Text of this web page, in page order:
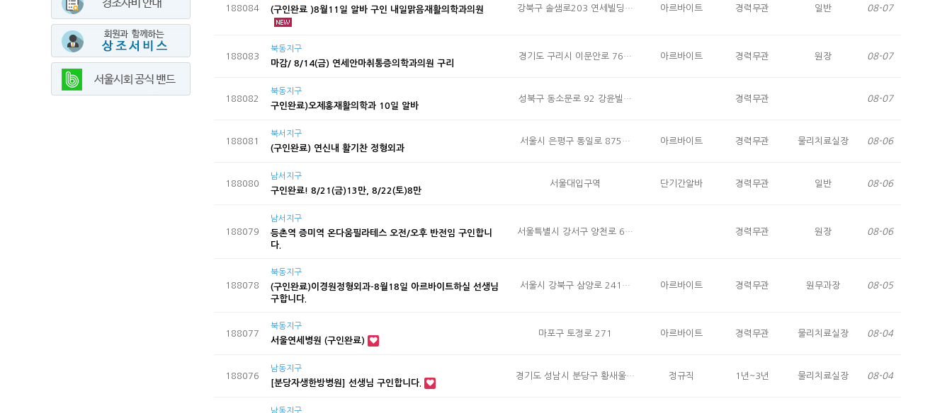
188084 (구인완료 )8월11일 알바 구인 내일맑음재활의학과의원 강북구 솔샘로203 연세빌딩… 아르바이트 경력무관 일반 08-07
188083
북동지구
마감/ 8/14(금) 연세안마취통증의학과의원 구리
경기도 구리시 이문안로 76… 아르바이트 경력무관 원장 08-07
188082
북동지구
구인완료)오제홍재활의학과 10일 알바
성북구 동소문로 92 강윤빌… 경력무관 08-07
188081
북서지구
(구인완료) 연신내 활기찬 정형외과
서울시 은평구 통일로 875… 아르바이트 경력무관 물리치료실장 08-06
188080
남서지구
구인완료! 8/21(금)13만, 8/22(토)8만
서울대입구역 단기간알바 경력무관 일반 08-06
188079
남서지구
등촌역 증미역 온다움필라테스 오전/오후 반전임 구인합니
다.
서울특별시 강서구 양천로 6… 경력무관 원장 08-06
188078
북동지구
(구인완료)이경원정형외과-8월18일 아르바이트하실 선생님
구합니다.
서울시 강북구 삼양로 241… 아르바이트 경력무관 원무과장 08-05
188077
북동지구
서울연세병원 (구인완료)
마포구 토정로 271 아르바이트 경력무관 물리치료실장 08-04
188076
남동지구
[분당자생한방병원] 선생님 구인합니다.
경기도 성남시 분당구 황새울… 정규직 1년~3년 물리치료실장 08-04
남동지구